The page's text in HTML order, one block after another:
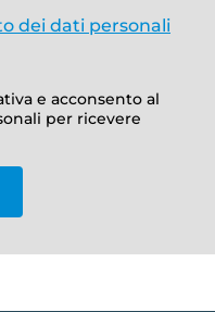
dei dati personali
e acconsento al
per ricevere